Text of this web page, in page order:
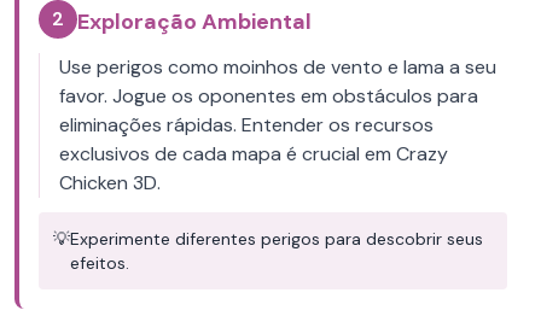
2 Exploração Ambiental
Use perigos como moinhos de vento e lama a seu
favor. Jogue os oponentes em obstáculos para
eliminações rápidas. Entender os recursos
exclusivos de cada mapa é crucial em Crazy
Chicken 3D.
💡Experimente diferentes perigos para descobrir seus
efeitos.